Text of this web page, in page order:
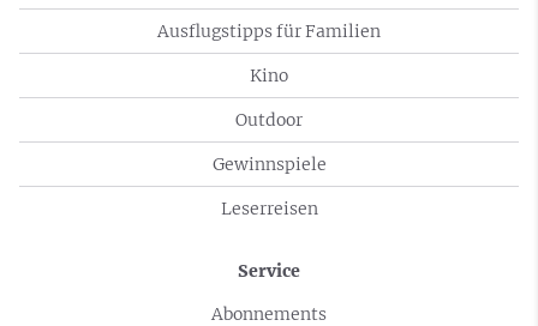
Ausflugstipps für Familien
Kino
Outdoor
Gewinnspiele
Leserreisen
Service
Abonnements